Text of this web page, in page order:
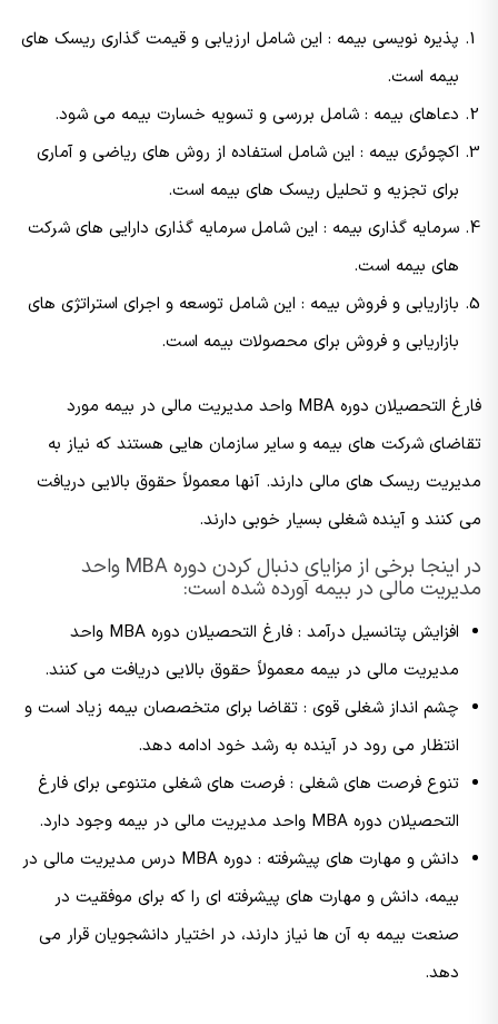
پذیره نویسی بیمه : این شامل ارزیابی و قیمت گذاری ریسک های
بیمه است.
دعاهای بیمه : شامل بررسی و تسویه خسارت بیمه می شود.
اکچوئری بیمه : این شامل استفاده از روش های ریاضی و آماری
برای تجزیه و تحلیل ریسک های بیمه است.
سرمایه گذاری بیمه : این شامل سرمایه گذاری دارایی های شرکت
های بیمه است.
بازاریابی و فروش بیمه : این شامل توسعه و اجرای استراتژی های
بازاریابی و فروش برای محصولات بیمه است.
فارغ التحصیلان دوره MBA واحد مدیریت مالی در بیمه مورد
تقاضای شرکت های بیمه و سایر سازمان هایی هستند که نیاز به
مدیریت ریسک های مالی دارند. آنها معمولاً حقوق بالایی دریافت
می کنند و آینده شغلی بسیار خوبی دارند.
در اینجا برخی از مزایای دنبال کردن دوره MBA واحد
مدیریت مالی در بیمه آورده شده است:
افزایش پتانسیل درآمد : فارغ التحصیلان دوره MBA واحد
مدیریت مالی در بیمه معمولاً حقوق بالایی دریافت می کنند.
چشم انداز شغلی قوی : تقاضا برای متخصصان بیمه زیاد است و
انتظار می رود در آینده به رشد خود ادامه دهد.
تنوع فرصت های شغلی : فرصت های شغلی متنوعی برای فارغ
التحصیلان دوره MBA واحد مدیریت مالی در بیمه وجود دارد.
دانش و مهارت های پیشرفته : دوره MBA درس مدیریت مالی در
بیمه، دانش و مهارت های پیشرفته ای را که برای موفقیت در
صنعت بیمه به آن ها نیاز دارند، در اختیار دانشجویان قرار می
دهد.